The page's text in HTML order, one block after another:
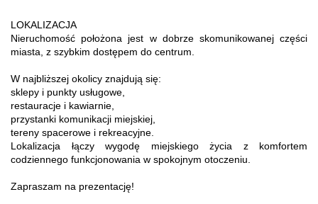
LOKALIZACJA
Nieruchomość położona jest w dobrze skomunikowanej części
miasta, z szybkim dostępem do centrum.
W najbliższej okolicy znajdują się:
sklepy i punkty usługowe,
restauracje i kawiarnie,
przystanki komunikacji miejskiej,
tereny spacerowe i rekreacyjne.
Lokalizacja łączy wygodę miejskiego życia z komfortem
codziennego funkcjonowania w spokojnym otoczeniu.
Zapraszam na prezentację!